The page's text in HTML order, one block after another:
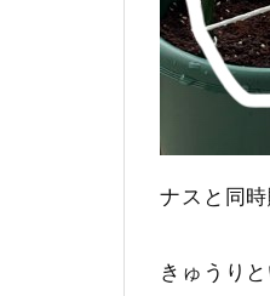
ナスと同時
きゅうり